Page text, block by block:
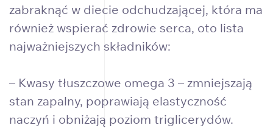
zabraknąć w diecie odchudzającej, która ma
również wspierać zdrowie serca, oto lista
najważniejszych składników:
– Kwasy tłuszczowe omega 3 – zmniejszają
stan zapalny, poprawiają elastyczność
naczyń i obniżają poziom triglicerydów.